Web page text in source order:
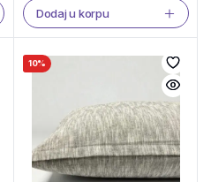
Dodaj u korpu
10%